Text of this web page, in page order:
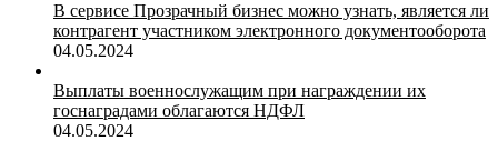
В сервисе Прозрачный бизнес можно узнать, является ли
контрагент участником электронного документооборота
04.05.2024
Выплаты военнослужащим при награждении их
госнаградами облагаются НДФЛ
04.05.2024